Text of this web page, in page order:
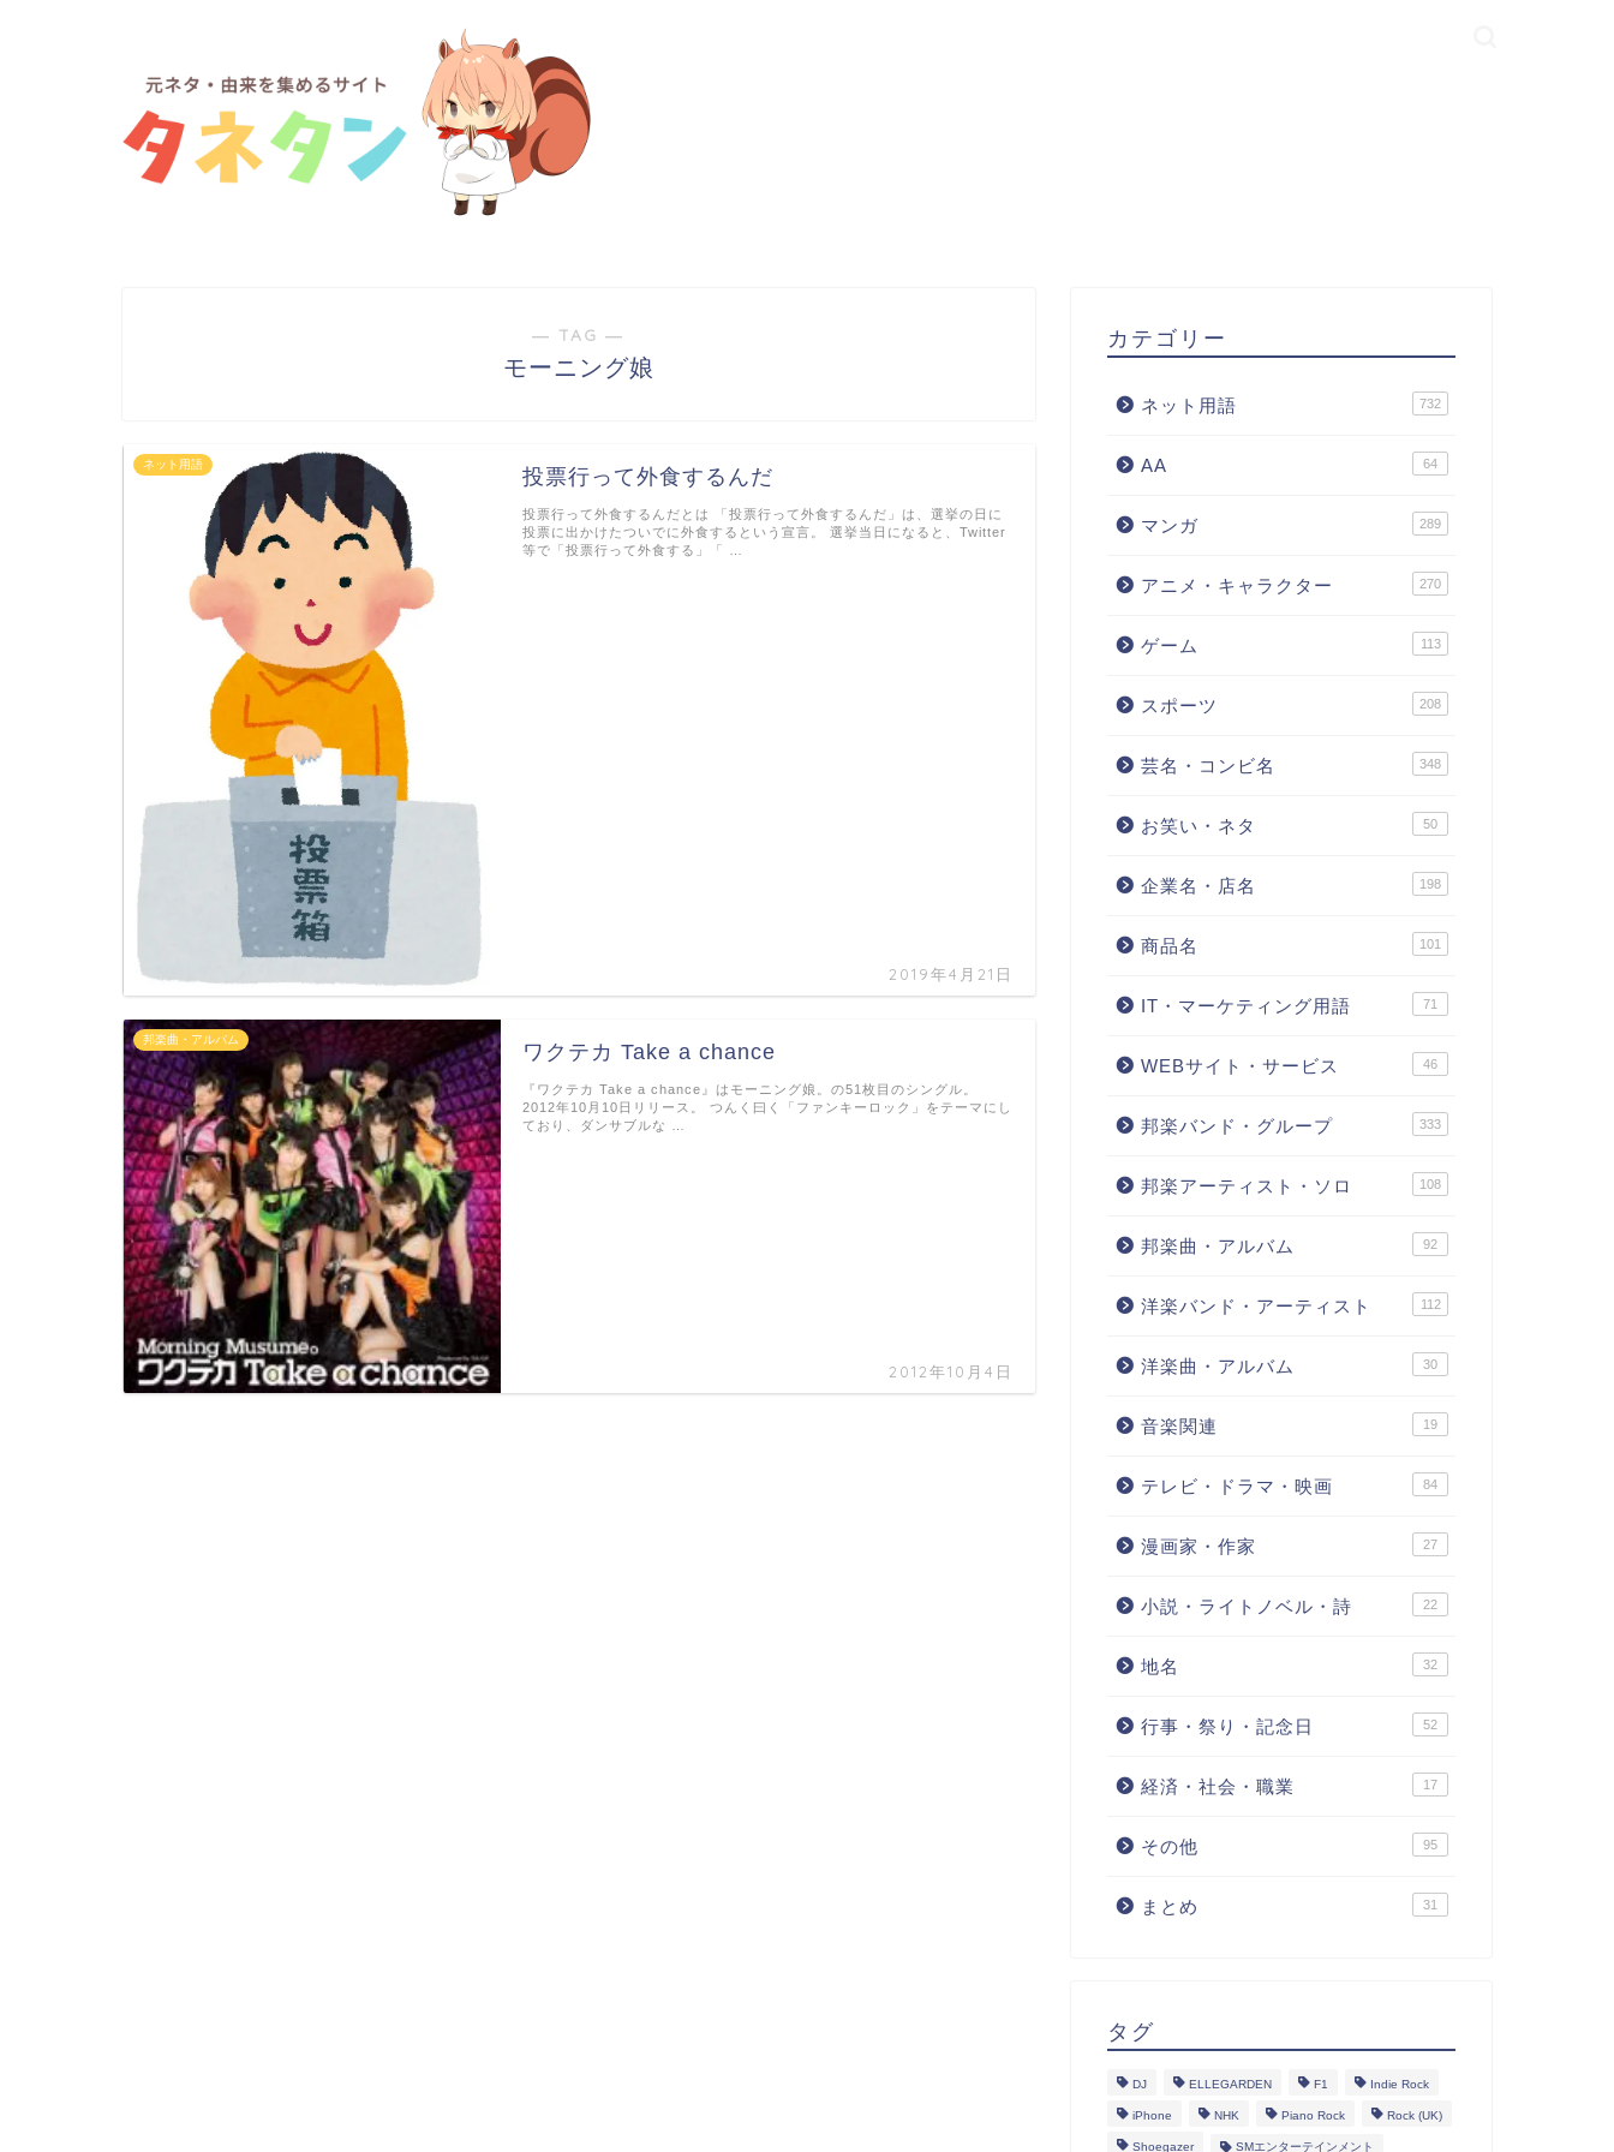
― TAG ―
モーニング娘
ネット用語
投票行って外食するんだ
2019年4月21日
投票行って外食するんだとは 「投票行って外食するんだ」は、選挙の日に
投票に出かけたついでに外食するという宣言。 選挙当日になると、Twitter
等で「投票行って外食する」「 …
邦楽曲・アルバム
ワクテカ Take a chance
2012年10月4日
『ワクテカ Take a chance』はモーニング娘。の51枚目のシングル。
2012年10月10日リリース。 つんく曰く「ファンキーロック」をテーマにし
ており、ダンサブルな …
カテゴリー
ネット用語 732
AA 64
マンガ 289
アニメ・キャラクター 270
ゲーム 113
スポーツ 208
芸名・コンビ名 348
お笑い・ネタ 50
企業名・店名 198
商品名 101
IT・マーケティング用語 71
WEBサイト・サービス 46
邦楽バンド・グループ 333
邦楽アーティスト・ソロ 108
邦楽曲・アルバム 92
洋楽バンド・アーティスト 112
洋楽曲・アルバム 30
音楽関連 19
テレビ・ドラマ・映画 84
漫画家・作家 27
小説・ライトノベル・詩 22
地名 32
行事・祭り・記念日 52
経済・社会・職業 17
その他 95
まとめ 31
タグ
DJ ELLEGARDEN F1 Indie Rock
iPhone NHK Piano Rock Rock (UK)
Shoegazer SMエンターテインメント